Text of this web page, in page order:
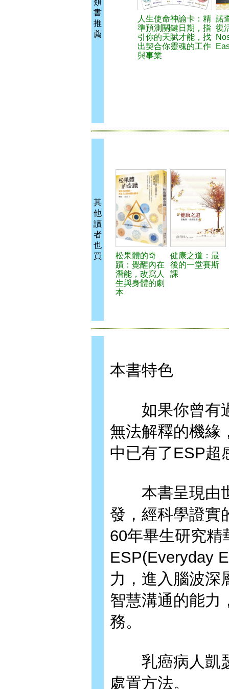
類
書
推
薦
人生使命神諭卡：精
準預測關鍵日期，指
引你的天賦才能，找
出契合你靈魂的工作
與事業
諾
復
其
他
讀
者
也
買
松果體的奇
蹟：覺醒內在
潛能，改寫人
生與身體的劇
本
健康之道：最
後的一堂賽斯
課
本書特色
如果你曾有過
無法解釋的機緣
中已有了ESP超
本書呈現由世
發，經科學證實
60年畢生研究精
ESP(Everyday
力，進入腦波深
智慧溝通的能力
務。
乳癌病人凱瑟
處置方法。